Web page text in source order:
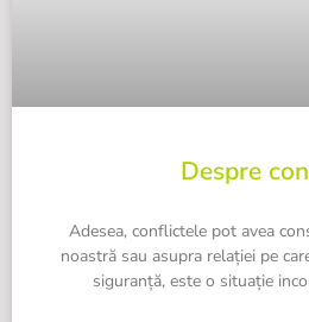
Despre
Adesea, conflictele pot avea
noastră sau asupra relației pe
siguranță, este o situație